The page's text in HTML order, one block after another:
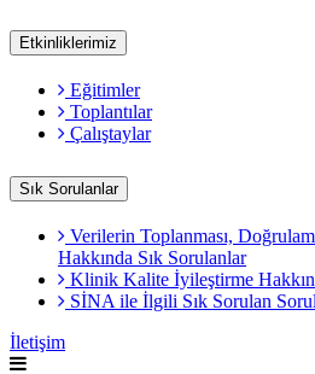
Etkinliklerimiz
Eğitimler
Toplantılar
Çalıştaylar
Sık Sorulanlar
Verilerin Toplanması,
Hakkında Sık Sorulanlar
Klinik Kalite İyileştirme
SİNA ile İlgili Sık Sorulan
İletişim